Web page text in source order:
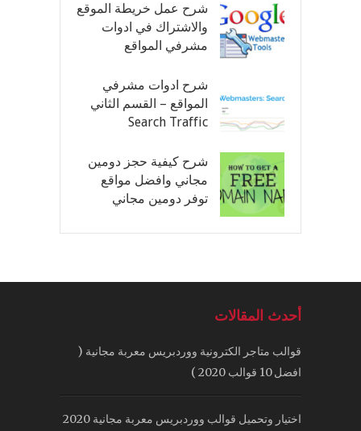
شرح عمل خريطة الموقع
والاشتراك في ادوات
مشرفي المواقع
شرح ادوات مشرفي
المواقع – القسم الثاني
Search Traffic
شرح كيفية حجز دومين
مجاني وافضل مواقع
توفر دومين مجاني
أحدث المقالات
قوالب متاجر الكترونية ووردبريس معربة مجانية (
افضل 10 قوالب 2020 )
اختيار وتحميل قوالب ووردبريس معربة مجانية 2020